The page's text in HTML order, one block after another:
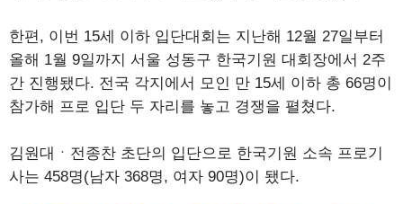
한편, 이번 15세 이하 입단대회는 지난해 12월 27일부터
올해 1월 9일까지 서울 성동구 한국기원 대회장에서 2주
간 진행됐다. 전국 각지에서 모인 만 15세 이하 총 66명이
참가해 프로 입단 두 자리를 놓고 경쟁을 펼쳤다.
김원대ㆍ전종찬 초단의 입단으로 한국기원 소속 프로기
사는 458명(남자 368명, 여자 90명)이 됐다.